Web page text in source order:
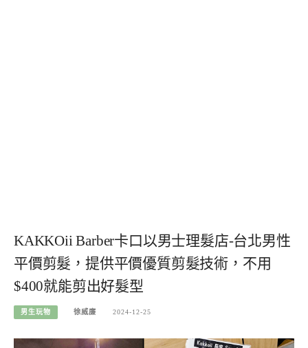
KAKKOii Barber卡口以男士理髮店-台北男性
平價剪髮，提供平價優質剪髮技術，不用
$400就能剪出好髮型
男生玩物 徐威廉 2024-12-25